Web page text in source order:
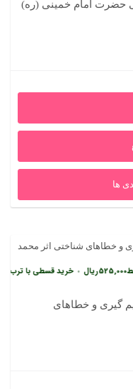
حضرت امام خمینی (ره)
ها
ریال • خرید قسطی با ترب‌پی بدون
گیری و خطاهای